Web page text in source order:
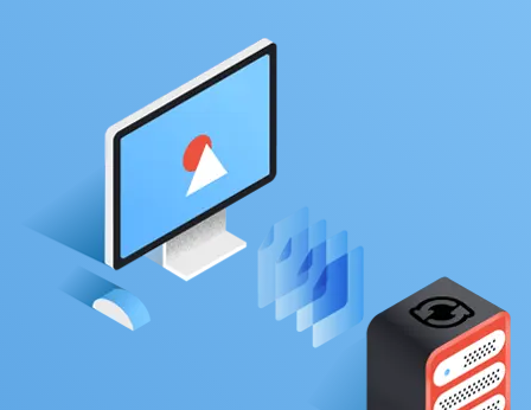
MI CUENTA